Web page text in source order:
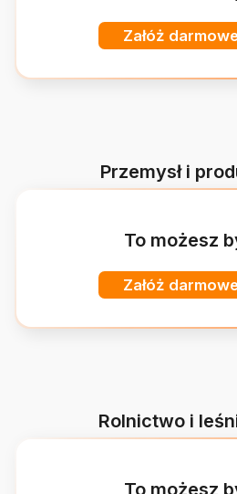
Załóż
Przemysł i
To możesz
Załóż
Rolnictwo i
To możesz